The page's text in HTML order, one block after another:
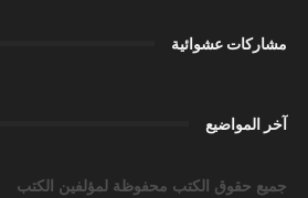
مشاركات عشوائية
آخر المواضيع
جميع حقوق الكتب محفوظة لمؤلفين الكتب